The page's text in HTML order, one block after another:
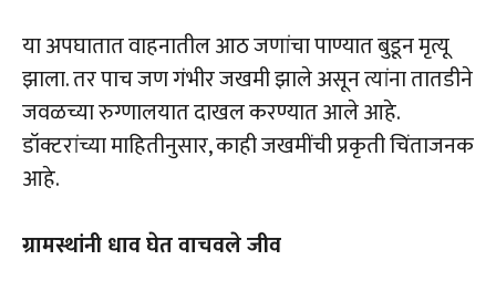
या अपघातात वाहनातील आठ जणांचा पाण्यात बुडून मृत्यू
झाला. तर पाच जण गंभीर जखमी झाले असून त्यांना तातडीने
जवळच्या रुग्णालयात दाखल करण्यात आले आहे.
डॉक्टरांच्या माहितीनुसार, काही जखमींची प्रकृती चिंताजनक
आहे.
ग्रामस्थांनी धाव घेत वाचवले जीव